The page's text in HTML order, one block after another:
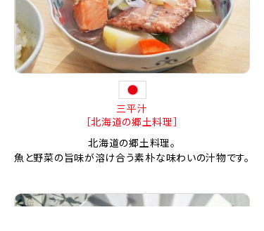
三平汁
［北海道の郷土料理］
北海道の郷土料理。
魚と野菜の旨味が溶け合う素朴な味わいの汁物です。